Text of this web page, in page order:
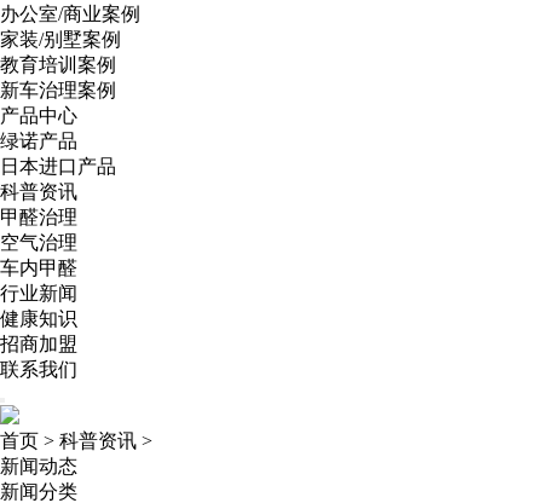
办公室/商业案例
家装/别墅案例
教育培训案例
新车治理案例
产品中心
绿诺产品
日本进口产品
科普资讯
甲醛治理
空气治理
车内甲醛
行业新闻
健康知识
招商加盟
联系我们
首页 > 科普资讯 >
新闻动态
新闻分类